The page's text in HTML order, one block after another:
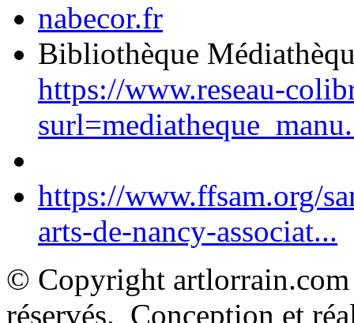
nabecor.fr
Bibliothèque
https://www.reseau-
https://www.ffsam.org/
arts-de-nancy-associat...
© Copyright
réservés. Conception et